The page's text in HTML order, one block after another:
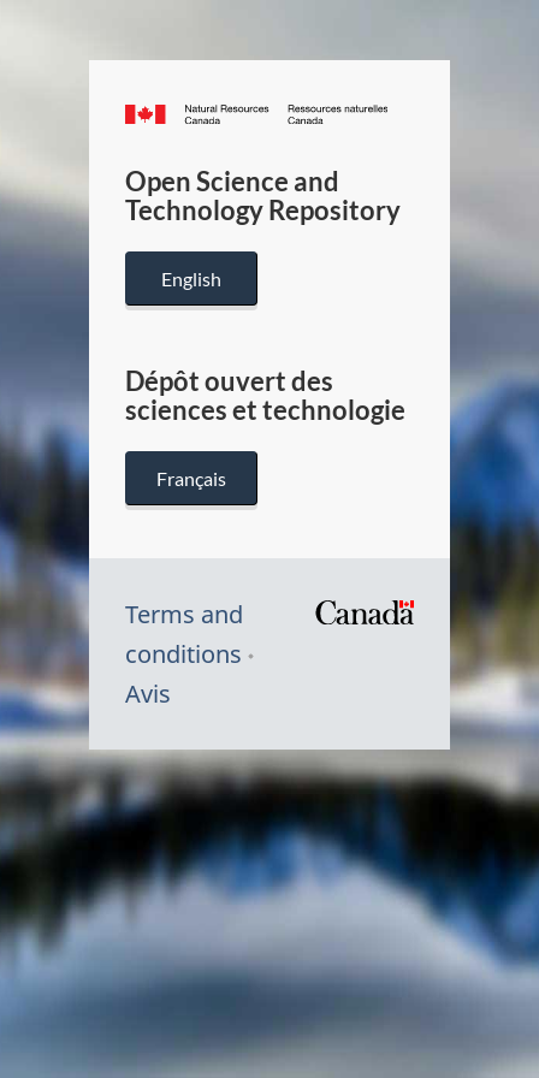
Canada.ca
/
Canada
Open Science and
Technology Repository
English
Dépôt ouvert des
sciences et technologie
Français
Terms and
conditions
Avis
Symbole
du
Canada